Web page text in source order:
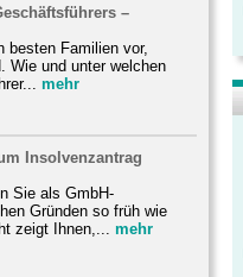
–
besten Familien vor,
Wie und unter welchen
mehr
Insolvenzantrag
Sie als GmbH-
Gründen so früh wie
zeigt Ihnen,...
mehr